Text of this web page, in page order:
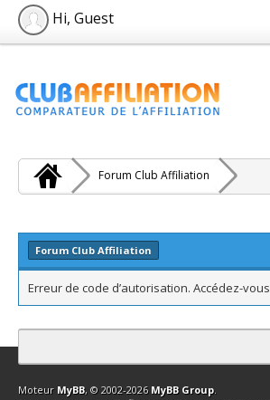
Hi, Guest
Forum Club Affiliation
Forum Club Affiliation
Erreur de code d’autorisation. Accédez-
Contact Club Affiliation Retourner en haut
Moteur MyBB, © 2002-2026 MyBB Group.